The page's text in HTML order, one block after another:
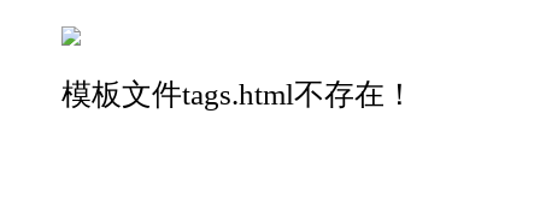
模板文件tags.html不存在！